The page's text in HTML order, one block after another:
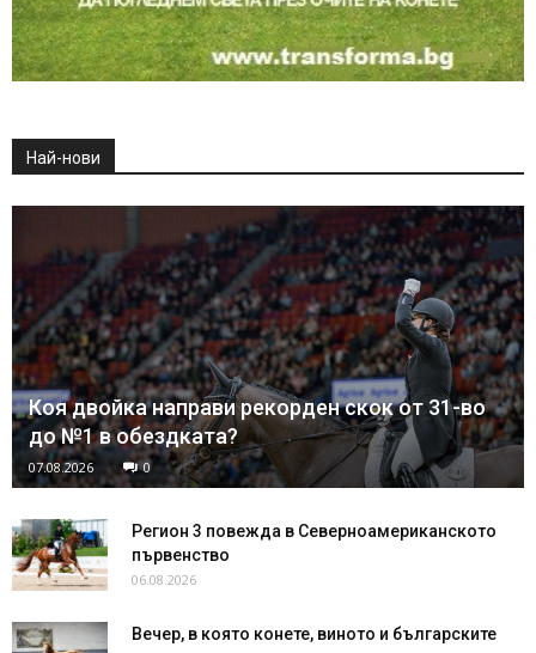
Най-нови
Коя двойка направи рекорден скок от 31-во
до №1 в обездката?
07.08.2026 0
Регион 3 повежда в Северноамериканското
първенство
06.08.2026
Вечер, в която конете, виното и българските